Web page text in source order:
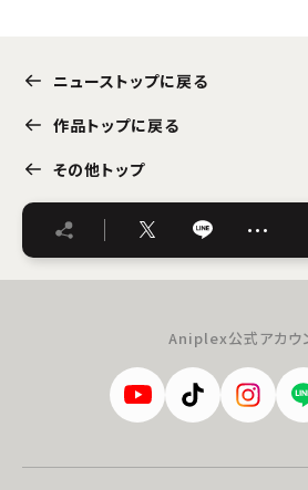
ニューストップに戻る
作品トップに戻る
その他トップ
…
Aniplex公式アカウ